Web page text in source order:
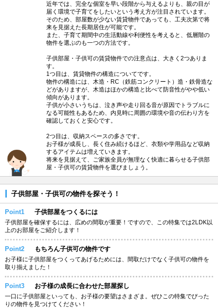
近年では、完全な個室を早い段階から与えるよりも、親の目が
届く環境で子育てをしたいという考え方が注目されています。
そのため、部屋数が少ない賃貸物件であっても、工夫次第で将
来を見据えた長期居住が可能です。
また、子育て期間中の生活動線や利便性を考えると、低層階の
物件を選ぶのも一つの方法です。
子供部屋・子供可の賃貸物件での注意点は、大きく2つありま
す。
1つ目は、賃貸物件の構造についてです。
物件の構造には、木造・RC（鉄筋コンクリート）造・鉄骨造な
どがありますが、木造はほかの構造と比べて防音性がやや低い
傾向があります。
子供が小さいうちは、泣き声や走り回る音が原因でトラブルに
なる可能性もあるため、内見時に周囲の環境や音の伝わり方を
確認しておくと安心です。
2つ目は、収納スペースの多さです。
お子様が成長し、長く住み続けるほど、衣類や学用品など収納
するアイテムは増えていきます。
将来を見据えて、ご家族全員が無理なく快適に暮らせる子供部
屋・子供可の賃貸物件を選びましょう。
子供部屋・子供可の物件を探そう！
Point1 子供部屋をつくるには
子供部屋を確保するには、広めの間取が重要！ですので、この特集では2LDK以
上のお部屋をご紹介します！
Point2 もちろん子供可の物件です
お子様に子供部屋をつくってあげるためには、間取だけでなく子供可の物件を
取り揃えました！
Point3 お子様の成長に合わせた部屋探し
一口に子供部屋といっても、お子様の要望はさまざま。ぜひこの特集でぴった
りの物件を見つけてください！